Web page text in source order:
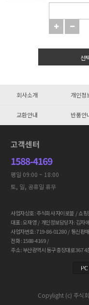
선
회사소개 개인정
교환안내 반품안
고객센터
1588-4169
평일 09:00 ~ 18:00
토, 일, 공휴일 휴무
사업자상호 : 주식회사 자이로블 / 쇼
대표 : 오재영 / 개인정보담당자 : 김
사업자번호 : 719-86-01280 / 통신판
전화 : 1588-4169 /
주소 : 부산광역시 동구 충장대로 367 4
Copylight (c) 주식회